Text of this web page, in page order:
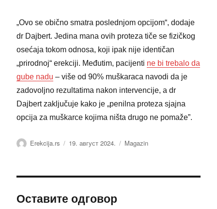
„Ovo se obično smatra poslednjom opcijom“, dodaje
dr Dajbert. Jedina mana ovih proteza tiče se fizičkog
osećaja tokom odnosa, koji ipak nije identičan
„prirodnoj“ erekciji. Međutim, pacijenti ne bi trebalo da
gube nadu – više od 90% muškaraca navodi da je
zadovoljno rezultatima nakon intervencije, a dr
Dajbert zaključuje kako je „penilna proteza sjajna
opcija za muškarce kojima ništa drugo ne pomaže”.
Аутор
Erekcija.rs Објављено
19. август 2024. Категорије
Magazin
Оставите одговор